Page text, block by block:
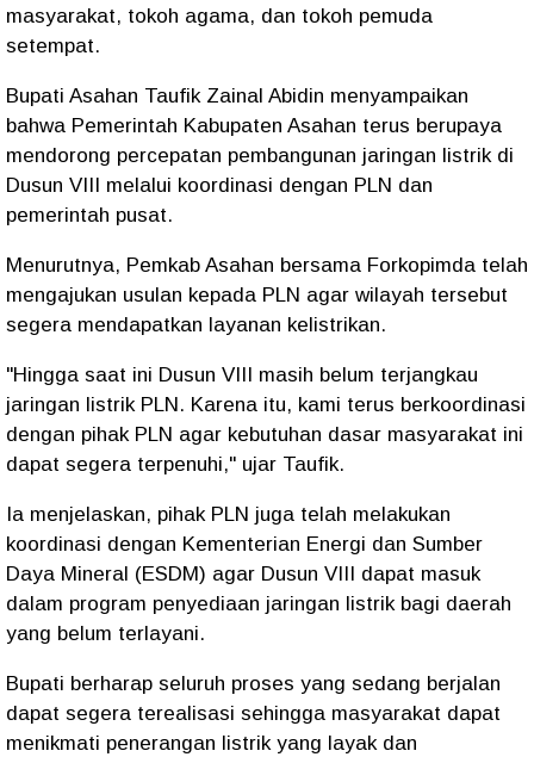
masyarakat, tokoh agama, dan tokoh pemuda
setempat.
Bupati Asahan Taufik Zainal Abidin menyampaikan
bahwa Pemerintah Kabupaten Asahan terus berupaya
mendorong percepatan pembangunan jaringan listrik di
Dusun VIII melalui koordinasi dengan PLN dan
pemerintah pusat.
Menurutnya, Pemkab Asahan bersama Forkopimda telah
mengajukan usulan kepada PLN agar wilayah tersebut
segera mendapatkan layanan kelistrikan.
"Hingga saat ini Dusun VIII masih belum terjangkau
jaringan listrik PLN. Karena itu, kami terus berkoordinasi
dengan pihak PLN agar kebutuhan dasar masyarakat ini
dapat segera terpenuhi," ujar Taufik.
Ia menjelaskan, pihak PLN juga telah melakukan
koordinasi dengan Kementerian Energi dan Sumber
Daya Mineral (ESDM) agar Dusun VIII dapat masuk
dalam program penyediaan jaringan listrik bagi daerah
yang belum terlayani.
Bupati berharap seluruh proses yang sedang berjalan
dapat segera terealisasi sehingga masyarakat dapat
menikmati penerangan listrik yang layak dan